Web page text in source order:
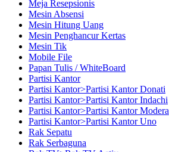
Meja Resepsionis
Mesin Absensi
Mesin Hitung Uang
Mesin Penghancur Kertas
Mesin Tik
Mobile File
Papan Tulis / WhiteBoard
Partisi Kantor
Partisi Kantor>Partisi Kantor Donati
Partisi Kantor>Partisi Kantor Indachi
Partisi Kantor>Partisi Kantor Modera
Partisi Kantor>Partisi Kantor Uno
Rak Sepatu
Rak Serbaguna